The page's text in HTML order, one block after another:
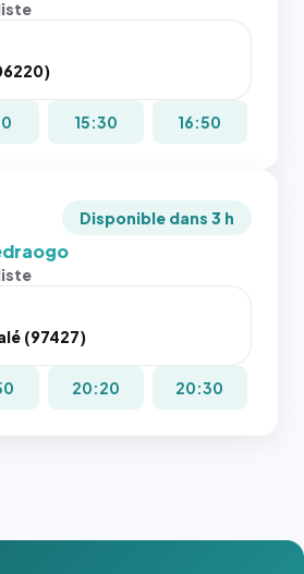
15:30 16:50
Disponible dans 3 h
(97427)
20:20 20:30